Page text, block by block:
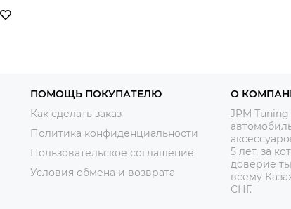
ПОМОЩЬ ПОКУПАТЕЛЮ
Как сделать заказ
Политика конфиденциальности
Пользовательское соглашение
Условия обмена и возврата
О
JPM
5 лет, за
доверие
всему
СНГ.